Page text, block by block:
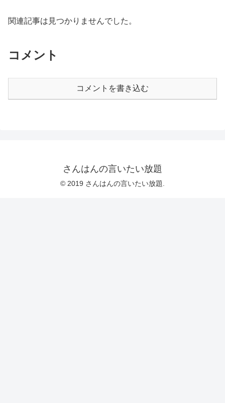
関連記事は見つかりませんでした。
コメント
コメントを書き込む
さんはんの言いたい放題
© 2019 さんはんの言いたい放題.